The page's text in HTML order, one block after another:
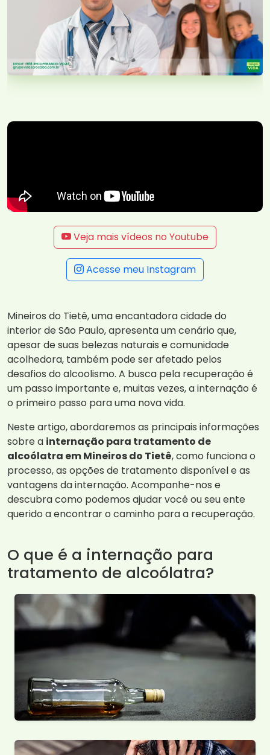
Veja mais vídeos no Youtube
Acesse meu Instagram
Mineiros do Tietê, uma encantadora cidade do
interior de São Paulo, apresenta um cenário que,
apesar de suas belezas naturais e comunidade
acolhedora, também pode ser afetado pelos
desafios do alcoolismo. A busca pela recuperação é
um passo importante e, muitas vezes, a internação é
o primeiro passo para uma nova vida.
Neste artigo, abordaremos as principais informações
sobre a internação para tratamento de
alcoólatra em Mineiros do Tietê, como funciona o
processo, as opções de tratamento disponível e as
vantagens da internação. Acompanhe-nos e
descubra como podemos ajudar você ou seu ente
querido a encontrar o caminho para a recuperação.
O que é a internação para
tratamento de alcoólatra?